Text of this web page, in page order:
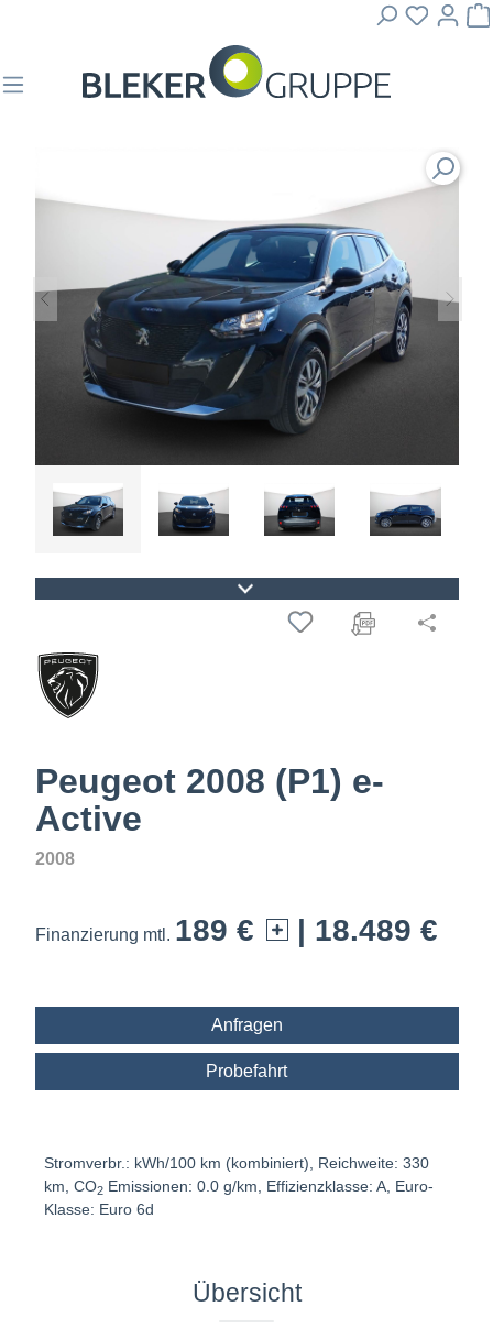
Peugeot 2008 (P1) e-
Active
2008
Finanzierung mtl. 189 € | 18.489 €
Anfragen
Probefahrt
Stromverbr.: kWh/100 km (kombiniert), Reichweite: 330
km, CO2Emissionen: 0.0 g/km, Effizienzklasse: A, Euro-
Klasse: Euro 6d
Übersicht